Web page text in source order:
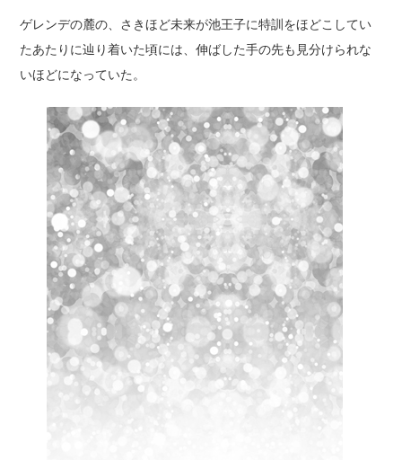
ゲレンデの麓の、さきほど未来が池王子に特訓をほどこしてい
たあたりに辿り着いた頃には、伸ばした手の先も見分けられな
いほどになっていた。